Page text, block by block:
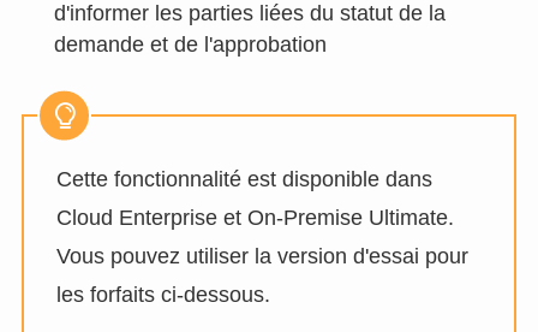
d'informer les parties liées du statut de la
demande et de l'approbation
Cette fonctionnalité est disponible dans
Cloud Enterprise et On-Premise Ultimate.
Vous pouvez utiliser la version d'essai pour
les forfaits ci-dessous.